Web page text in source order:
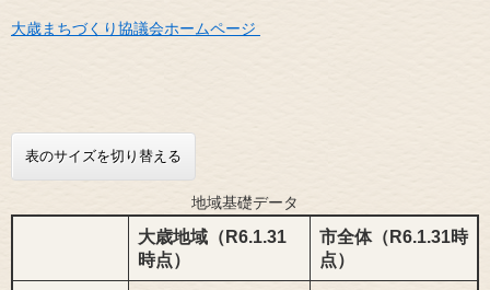
大歳まちづくり協議会ホームページ
表のサイズを切り替える
大歳地域（R6.1.31
時点）
市全体（ R6.1.31時
点）
地域基礎データ